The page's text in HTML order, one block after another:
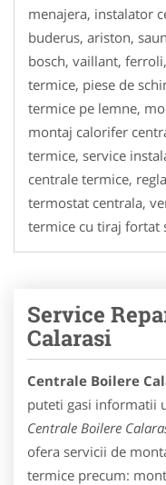
menajera, instalator
buderus, ariston,
bosch, vaillant,
termice, piese de
termice pe lemne,
montaj calorifer
termice, service
centrale termice,
termostat centrala,
termice cu tiraj fortat
Service
Calarasi
Centrale Boilere
puteti gasi informatii
Centrale Boilere
ofera servicii de
termice precum: